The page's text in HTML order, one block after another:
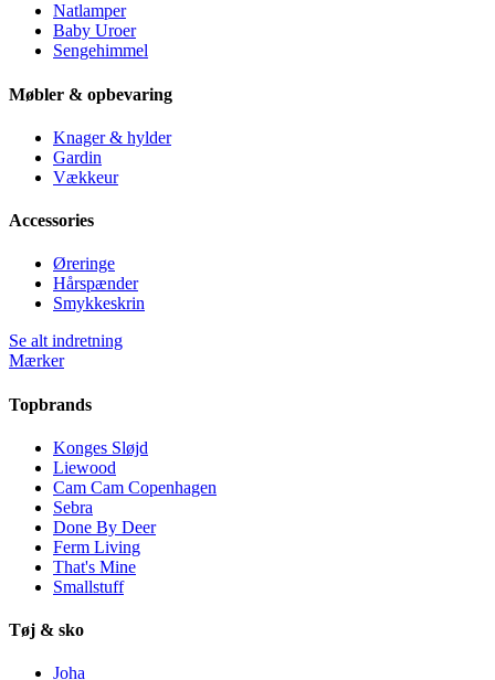
Natlamper
Baby Uroer
Sengehimmel
Møbler & opbevaring
Knager & hylder
Gardin
Vækkeur
Accessories
Øreringe
Hårspænder
Smykkeskrin
Se alt indretning
Mærker
Topbrands
Konges Sløjd
Liewood
Cam Cam Copenhagen
Sebra
Done By Deer
Ferm Living
That's Mine
Smallstuff
Tøj & sko
Joha